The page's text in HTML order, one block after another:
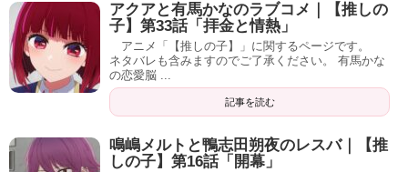
アクアと有馬かなのラブコメ｜【推しの
子】第33話「拝金と情熱」
アニメ「【推しの子】」に関するページです。
ネタバレも含みますのでご了承ください。 有馬かな
の恋愛脳 ...
記事を読む
鳴嶋メルトと鴨志田朔夜のレスバ｜【推
しの子】第16話「開幕」